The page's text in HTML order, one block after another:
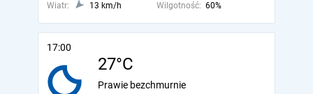
Wiatr:
13 km/h Wilgotność: 60%
17:00
27°C
Prawie bezchmurnie